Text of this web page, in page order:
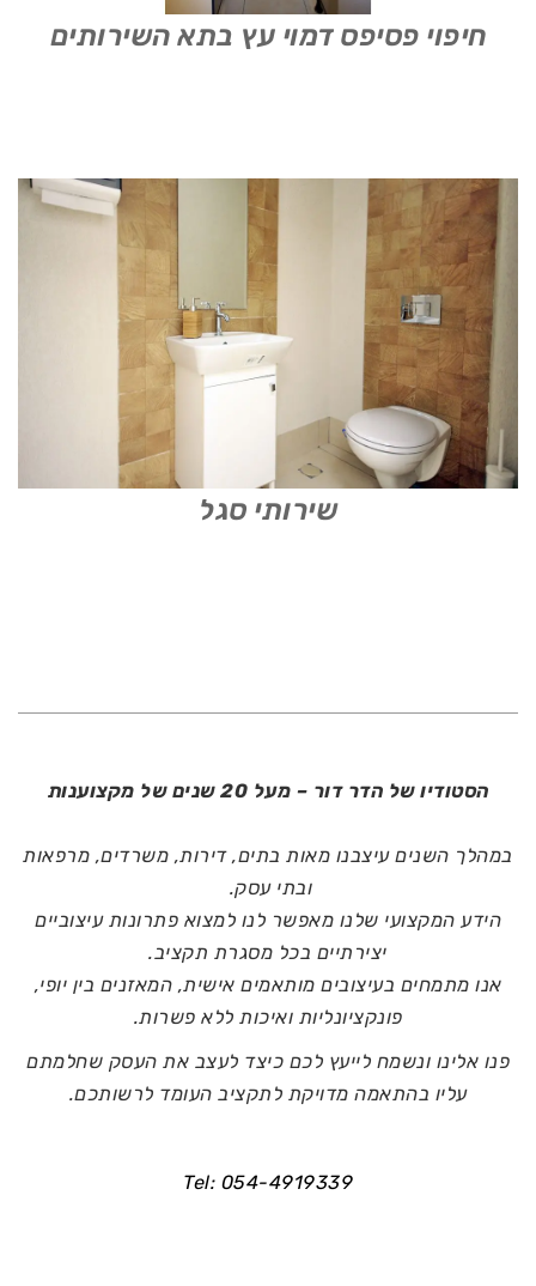
חיפוי פסיפס דמוי עץ בתא השירותים
שירותי סגל
הסטודיו של הדר דור – מעל 20 שנים של מקצוענות
במהלך השנים עיצבנו מאות בתים, דירות, משרדים, מרפאות
ובתי עסק.
הידע המקצועי שלנו מאפשר לנו למצוא פתרונות עיצוביים
יצירתיים בכל מסגרת תקציב.
אנו מתמחים בעיצובים מותאמים אישית, המאזנים בין יופי,
פונקציונליות ואיכות ללא פשרות.
פנו אלינו ונשמח לייעץ לכם כיצד לעצב את העסק שחלמתם
עליו בהתאמה מדויקת לתקציב העומד לרשותכם.
Tel: 054-4919339